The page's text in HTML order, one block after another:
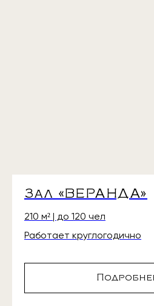
Зал «ВЕРАНДА»
210 м² | до 120 чел
Работает круглогодично